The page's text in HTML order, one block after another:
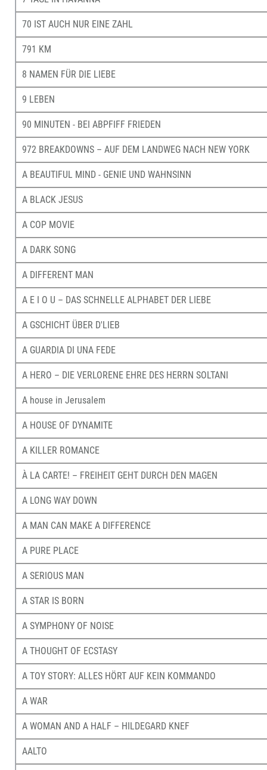
70 IST AUCH NUR EINE ZAHL
791 KM
8 NAMEN FÜR DIE LIEBE
9 LEBEN
90 MINUTEN - BEI ABPFIFF FRIEDEN
972 BREAKDOWNS – AUF DEM LANDWEG NACH NEW YORK
A BEAUTIFUL MIND - GENIE UND WAHNSINN
A BLACK JESUS
A COP MOVIE
A DARK SONG
A DIFFERENT MAN
A E I O U – DAS SCHNELLE ALPHABET DER LIEBE
A GSCHICHT ÜBER D'LIEB
A GUARDIA DI UNA FEDE
A HERO – DIE VERLORENE EHRE DES HERRN SOLTANI
A house in Jerusalem
A HOUSE OF DYNAMITE
A KILLER ROMANCE
À LA CARTE! – FREIHEIT GEHT DURCH DEN MAGEN
A LONG WAY DOWN
A MAN CAN MAKE A DIFFERENCE
A PURE PLACE
A SERIOUS MAN
A STAR IS BORN
A SYMPHONY OF NOISE
A THOUGHT OF ECSTASY
A TOY STORY: ALLES HÖRT AUF KEIN KOMMANDO
A WAR
A WOMAN AND A HALF – HILDEGARD KNEF
AALTO